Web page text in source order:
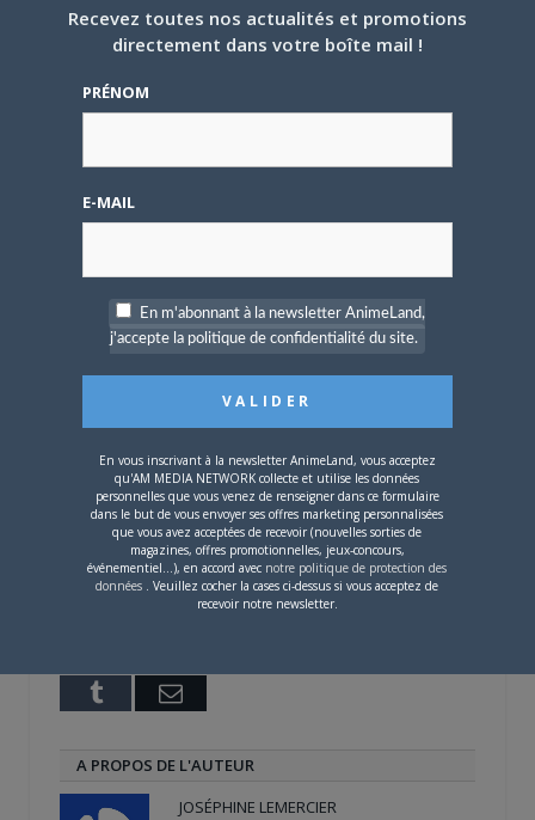
nouvelle formule ! En qualité de magazine indépendant,
AnimeLandne pourra continuer sans vous. Vous pouvez
retrouver le numéro chez tous vos kiosquiers, libraires
Share this:
Cliquez
pour
partager
Twitter(ouvre
dans
une
Cliquez
pour
partager
sur
Facebook(ouvre
dans
une
nouvelle
Cliquez
pour
partager
sur
Google+
(ouvre
dans
une
Tumblr Email
A PROPOS DE L'AUTEUR
JOSÉPHINE LEMERCIER
Recevez toutes nos actualités et promotions
directement dans votre boîte mail !
PRÉNOM
E-MAIL
En m'abonnant à la newsletter AnimeLand,
j'accepte la politique de confidentialité du site.
En vous inscrivant à la newsletter AnimeLand, vous acceptez
qu'AM MEDIA NETWORK collecte et utilise les données
personnelles que vous venez de renseigner dans ce formulaire
dans le but de vous envoyer ses offres marketing personnalisées
que vous avez acceptées de recevoir (nouvelles sorties de
magazines, offres promotionnelles, jeux-concours,
événementiel...), en accord avec notre politique de protection des
données . Veuillez cocher la cases ci-dessus si vous acceptez de
recevoir notre newsletter.